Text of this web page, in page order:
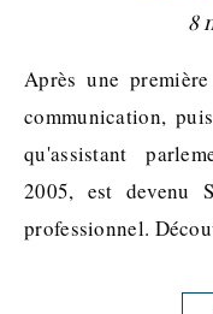
8
Après une première expérience dans une agence de
communication,
qu'assistant
2005, est devenu
professionnel.